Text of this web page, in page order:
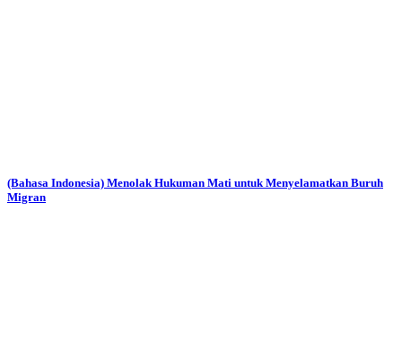
(Bahasa Indonesia) Menolak Hukuman Mati untuk Menyelamatkan Buruh
Migran